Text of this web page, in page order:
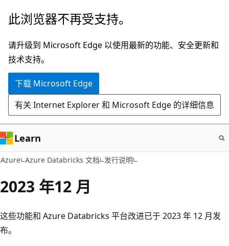
跳
主
要
内
此浏览器不再受支持。
请升级到 Microsoft Edge 以使用最新的功能、安全更新和
技术支持。
下载 Microsoft Edge
有关 Internet Explorer 和 Microsoft Edge 的详细信息
Learn
Azure Azure Databricks 文档 发行说明
2023 年12 月
这些功能和 Azure Databricks 平台改进已于 2023 年 12 月发
布。